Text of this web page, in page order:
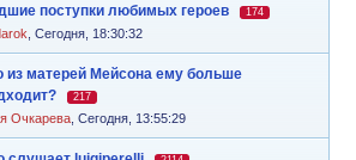
поступки любимых героев 174
Сегодня, 18:30:32
из матерей Мейсона ему больше
217
Очкарева Сегодня, 13:55:29